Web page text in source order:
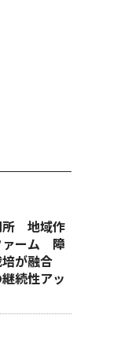
所 地域作
ァーム 障
培が融合
続性アッ